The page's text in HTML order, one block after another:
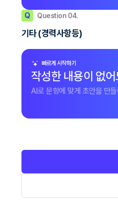
Q Question 04.
기타 (경력사항등)
빠르게 시작하기
작성한 내용이 없
AI로 문항에 맞게 초안을 만